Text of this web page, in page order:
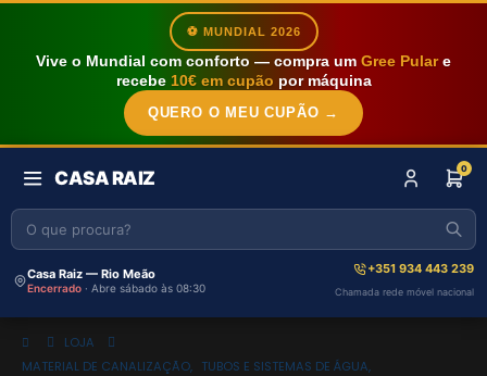
⚽ MUNDIAL 2026
Vive o Mundial com conforto — compra um Gree Pulare
recebe 10€ em cupão por máquina
QUERO O MEU CUPÃO →
CASA RAIZ 0
Casa Raiz — Rio Meão
Encerrado · Abre sábado às 08:30
+351 934 443 239
Chamada rede móvel nacional
LOJA
MATERIAL DE CANALIZAÇÃO, TUBOS E SISTEMAS DE ÁGUA,